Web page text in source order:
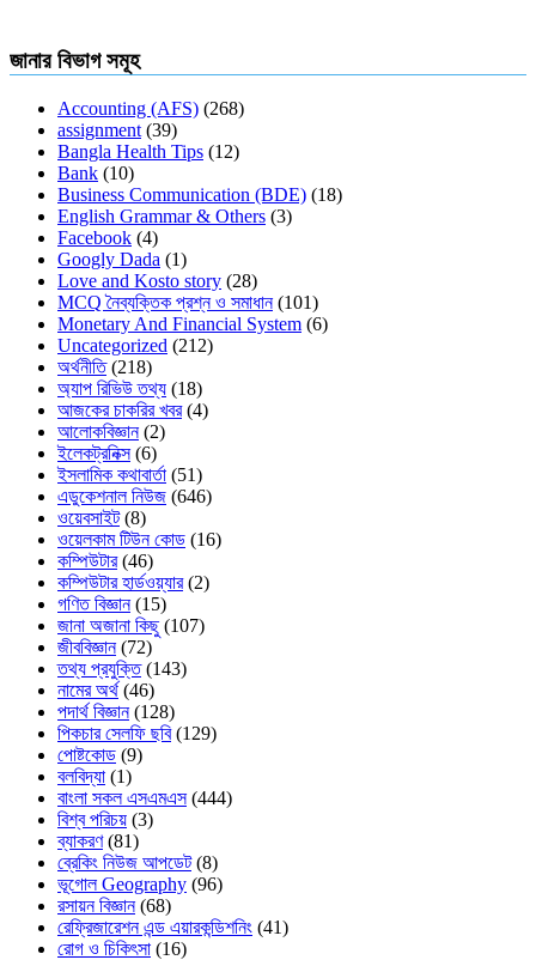
জানার বিভাগ সমূহ
Accounting (AFS) (268)
assignment (39)
Bangla Health Tips (12)
Bank (10)
Business Communication (BDE) (18)
English Grammar & Others (3)
Facebook (4)
Googly Dada (1)
Love and Kosto story (28)
MCQ নৈব্যক্তিক প্রশ্ন ও সমাধান(101)
Monetary And Financial System (6)
Uncategorized (212)
অর্থনীতি(218)
অ্যাপ রিভিউ তথ্য (18)
আজকের চাকরির খবর(4)
আলোকবিজ্ঞান(2)
ইলেকট্রনিক্স(6)
ইসলামিক কথাবার্তা (51)
এডুকেশনাল নিউজ (646)
ওয়েবসাইট(8)
ওয়েলকাম টিউন কোড (16)
কম্পিউটার(46)
কম্পিউটার হার্ডওয়্যার(2)
গণিত বিজ্ঞান(15)
জানা অজানা কিছু(107)
জীববিজ্ঞান(72)
তথ্য প্রযুক্তি(143)
নামের অর্থ (46)
পদার্থ বিজ্ঞান(128)
পিকচার সেলফি ছবি(129)
পোষ্টকোড (9)
বলবিদ্যা (1)
বাংলা সকল এসএমএস(444)
বিশ্ব পরিচয় (3)
ব্যাকরণ(81)
ব্রেকিং নিউজ আপডেট(8)
ভূগোল Geography (96)
রসায়ন বিজ্ঞান(68)
রেফ্রিজারেশন এন্ড এয়ারকন্ডিশনিং (41)
রোগ ও চিকিৎসা (16)